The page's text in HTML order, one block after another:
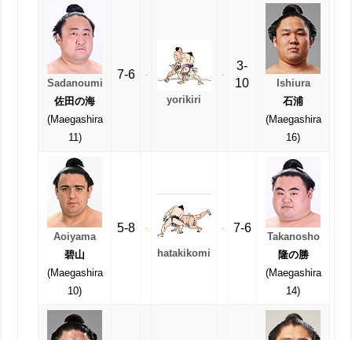
Sadanoumi
佐田の海
(Maegashira
11)
7-6
yorikiri
3-
10
Ishiura
石浦
(Maegashira
16)
Aoiyama
碧山
(Maegashira
10)
5-8
hatakikomi
7-6
Takanosho
隆の勝
(Maegashira
14)